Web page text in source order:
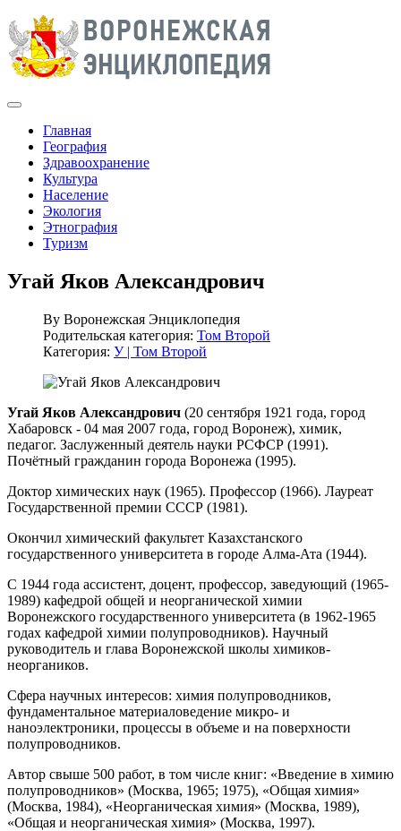
Главная
География
Здравоохранение
Культура
Население
Экология
Этнография
Туризм
Угай Яков Александрович
By Воронежская Энциклопедия
Родительская категория: Том Второй
Категория: У | Том Второй
Угай Яков Александрович (20 сентября 1921 года, город
Хабаровск - 04 мая 2007 года, город Воронеж), химик,
педагог. Заслуженный деятель науки РСФСР (1991).
Почётный гражданин города Воронежа (1995).
Доктор химических наук (1965). Профессор (1966). Лауреат
Государственной премии СССР (1981).
Окончил химический факультет Казахстанского
государственного университета в городе Алма-Ата (1944).
С 1944 года ассистент, доцент, профессор, заведующий (1965-
1989) кафедрой общей и неорганической химии
Воронежского государственного университета (в 1962-1965
годах кафедрой химии полупроводников). Научный
руководитель и глава Воронежской школы химиков-
неоргаников.
Сфера научных интересов: химия полупроводников,
фундаментальное материаловедение микро- и
наноэлектроники, процессы в объеме и на поверхности
полупроводников.
Автор свыше 500 работ, в том числе книг: «Введение в химию
полупроводников» (Москва, 1965; 1975), «Общая химия»
(Москва, 1984), «Неорганическая химия» (Москва, 1989),
«Общая и неорганическая химия» (Москва, 1997).